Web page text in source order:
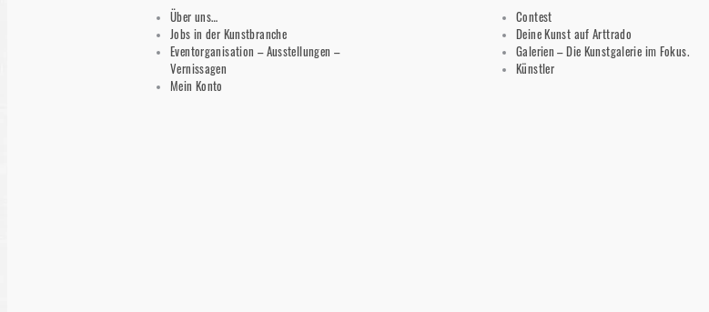
Über uns…
Jobs in der Kunstbranche
Eventorganisation – Ausstellungen –
Vernissagen
Mein Konto
Contest
Deine Kunst auf Arttrado
Galerien – Die Kunstgalerie im Fokus.
Künstler